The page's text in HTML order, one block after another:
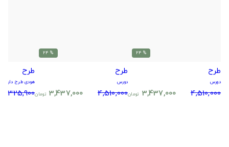
% 24
طرح
دورس
4,510,000
3,437,000 تومان
% 24
طرح
دورس
4,510,000
3,437,000 تومان
طرح
هودی طرح دار
5,325,900